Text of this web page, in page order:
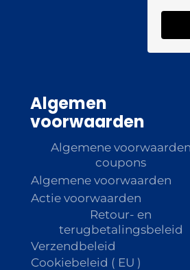
Algemen
voorwaarden
Algemene voorwaarden
coupons
Algemene voorwaarden
Actie voorwaarden
Retour- en
terugbetalingsbeleid
Verzendbeleid
Cookiebeleid ( EU )